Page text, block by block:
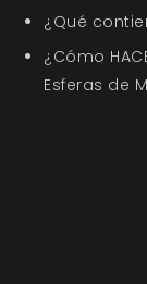
¿Qué
¿Cómo
Esferas de